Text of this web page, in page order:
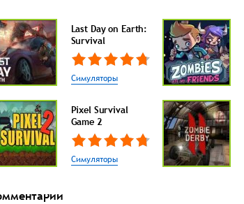
Last Day on Earth:
Survival
Симуляторы
Pixel Survival
Game 2
Симуляторы